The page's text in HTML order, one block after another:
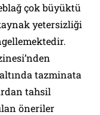
çok büyüktü
yetersizliği
altında tazminata
tahsil
öneriler